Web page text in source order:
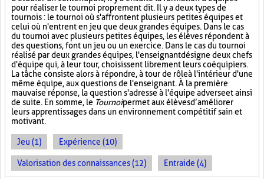
pour réaliser le tournoi proprement dit. Il y a deux types de
tournois : le tournoi où s'affrontent plusieurs petites équipes et
celui où n'entrent en jeu que deux grandes équipes. Dans le cas
du tournoi avec plusieurs petites équipes, les élèves répondent à
des questions, font un jeu ou un exercice. Dans le cas du tournoi
réalisé par deux grandes équipes, l'enseignant désigne deux chefs
d'équipe qui, à leur tour, choisissent librement leurs coéquipiers.
La tâche consiste alors à répondre, à tour de rôle à l'intérieur d'une
même équipe, aux questions de l'enseignant. À la première
mauvaise réponse, la question s'adresse à l'équipe adverse et ainsi
de suite. En somme, le Tournoipermet aux élèves d’améliorer
leurs apprentissages dans un environnement compétitif sain et
motivant.
Jeu (1) Expérience (10)
Valorisation des connaissances (12) Entraide (4)